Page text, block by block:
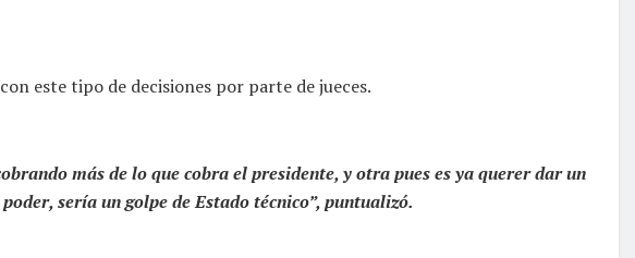
este tipo de decisiones por parte de jueces.
más de lo que cobra el presidente, y otra pues es ya querer dar un
sería un golpe de Estado técnico”, puntualizó.